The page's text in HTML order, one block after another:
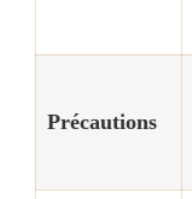
Précautions